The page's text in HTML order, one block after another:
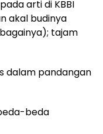
arti di KBBI
akal budinya
tajam
dalam pandangan
beda